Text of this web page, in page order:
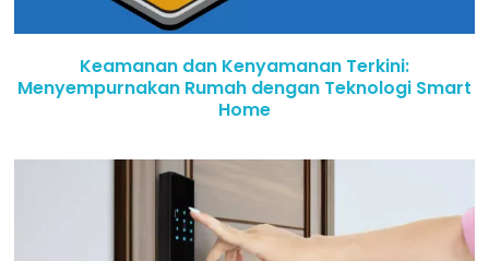
Keamanan dan Kenyamanan Terkini:
Menyempurnakan Rumah dengan Teknologi Smart
Home